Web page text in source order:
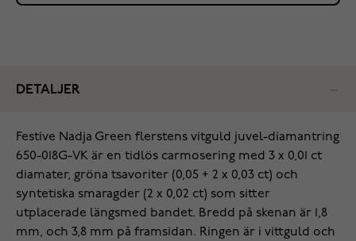
DETALJER
Festive Nadja Green flerstens vitguld juvel-diamantring
650-018G-VK är en tidlös carmosering med 3 x 0,01 ct
diamater, gröna tsavoriter (0,05 + 2 x 0,03 ct) och
syntetiska smaragder (2 x 0,02 ct) som sitter
utplacerade längsmed bandet. Bredd på skenan är 1,8
mm, och 3,8 mm på framsidan. Ringen är i vittguld och